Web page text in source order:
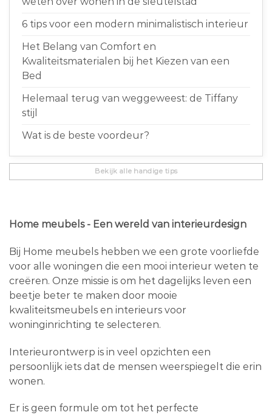
6 tips voor een modern minimalistisch interieur
Het Belang van Comfort en
Kwaliteitsmaterialen bij het Kiezen van een
Bed
Helemaal terug van weggeweest: de Tiffany
stijl
Wat is de beste voordeur?
Bekijk alle handige tips
Home meubels - Een wereld van interieurdesign
Bij Home meubels hebben we een grote voorliefde
voor alle woningen die een mooi interieur weten te
creëren. Onze missie is om het dagelijks leven een
beetje beter te maken door mooie
kwaliteitsmeubels en interieurs voor
woninginrichting te selecteren.
Interieurontwerp is in veel opzichten een
persoonlijk iets dat de mensen weerspiegelt die erin
wonen.
Er is geen formule om tot het perfecte